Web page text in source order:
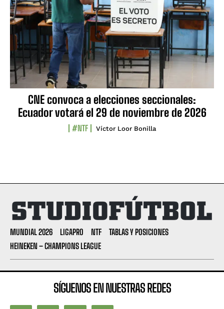
CNE convoca a elecciones seccionales:
Ecuador votará el 29 de noviembre de 2026
#NTF Víctor Loor Bonilla
MUNDIAL 2026 LIGAPRO NTF
TABLAS Y POSICIONES
HEINEKEN – CHAMPIONS LEAGUE
SÍGUENOS EN NUESTRAS REDES